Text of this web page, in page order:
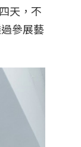
天，不
參展藝